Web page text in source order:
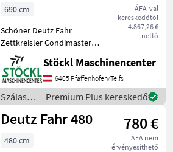
6821
ÁFA-val
kereskedőtől
4.867,26 €
nettó
690 cm
Schöner Deutz Fahr
Zettkreisler Condimaster
6821, mit Tastrad,
Dämpfungsstreben,
Gelenkwelle. (B). Magasra
állítás: hidraulikus
magasságállítás,
Függesztett rendkezel
Stöckl Maschinencenter
6405 Pfaffenhofen/Telfs
Szálastakarmány
betakarítók
/ Deutz
Premium Plus kereskedő
Deutz Fahr 480 780 €
ÁFA nem
érvényesíthető
480 cm